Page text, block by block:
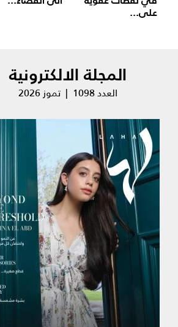
على...
المجلة الالكترونية
العدد 1098 | تموز 2026